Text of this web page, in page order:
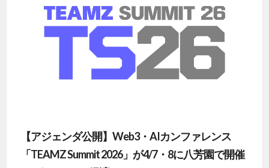
【アジェンダ公開】Web3・AIカンファレンス
「TEAMZ Summit 2026」が4/7・8に八芳園で開催